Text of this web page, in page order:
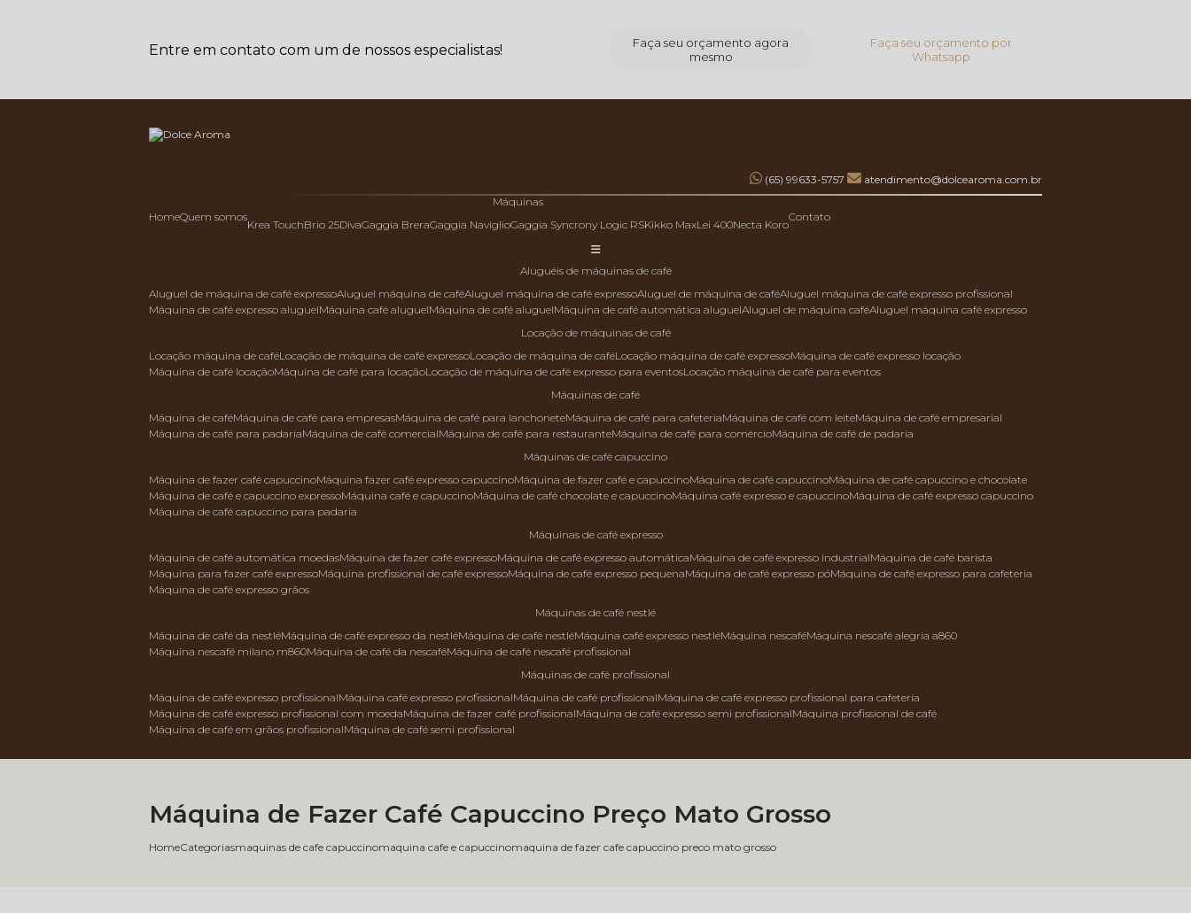
Entre em contato com um de nossos especialistas!
Faça seu orçamento agora
mesmo
Faça seu orçamento por
Whatsapp
(65) 99633-5757 atendimento@dolcearoma.com.br
Home Quem somos
Máquinas
Krea Touch
Brio 25 Diva Gaggia Brera Gaggia Naviglio Gaggia Syncrony Logic RS Kikko Max Lei 400 Necta Koro
Contato
aluguéis de máquinas de café
aluguel de máquina de café expresso aluguel máquina de café aluguel máquina de café expresso aluguel de máquina de café aluguel máquina de café expresso profissional
máquina de café expresso aluguel
máquina café aluguel máquina de café aluguel máquina de café automática aluguel aluguel de máquina café aluguel máquina café expresso
locação de máquinas de café
locação máquina de café locação de máquina de café expresso locação de máquina de café locação máquina de café expresso
máquina de café expresso locação
máquina de café locação
máquina de café para locação locação de máquina de café expresso para eventos locação máquina de café para eventos
máquinas de café
máquina de café
máquina de café para empresas máquina de café para lanchonete máquina de café para cafeteria máquina de café com leite
máquina de café empresarial
máquina de café para padaria
máquina de café comercial máquina de café para restaurante máquina de café para comércio
máquina de café de padaria
máquinas de café capuccino
máquina de fazer café capuccino
máquina fazer café expresso capuccino máquina de fazer café e capuccino máquina de café capuccino
máquina de café capuccino e chocolate
máquina de café e capuccino expresso
máquina café e capuccino máquina de café chocolate e capuccino máquina café expresso e capuccino
máquina de café expresso capuccino
máquina de café capuccino para padaria
máquinas de café expresso
máquina de café automática moedas
máquina de fazer café expresso máquina de café expresso automática máquina de café expresso industrial
máquina de café barista
máquina para fazer café expresso
máquina profissional de café expresso máquina de café expresso pequena máquina de café expresso pó
máquina de café expresso para cafeteria
máquina de café expresso grãos
máquinas de café nestlé
máquina de café da nestlé
máquina de café expresso da nestlé máquina de café nestlé máquina café expresso nestlé máquina nescafé
máquina nescafé alegria a860
máquina nescafé milano m860
máquina de café da nescafé
máquina de café nescafé profissional
máquinas de café profissional
máquina de café expresso profissional
máquina café expresso profissional máquina de café profissional
máquina de café expresso profissional para cafeteria
máquina de café expresso profissional com moeda
máquina de fazer café profissional máquina de café expresso semi profissional
máquina profissional de café
máquina de café em grãos profissional
máquina de café semi profissional
HomeCategoriasmaquinas de cafe capuccinomaquina cafe e capuccinomaquina de fazer cafe capuccino preco mato grosso
Máquina de Fazer Café Capuccino Preço Mato Grosso